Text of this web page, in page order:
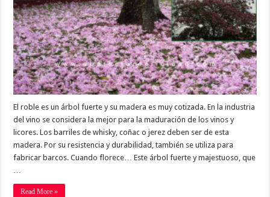
El roble es un árbol fuerte y su madera es muy cotizada. En la industria
del vino se considera la mejor para la maduración de los vinos y
licores. Los barriles de whisky, coñac o jerez deben ser de esta
madera. Por su resistencia y durabilidad, también se utiliza para
fabricar barcos. Cuando florece… Este árbol fuerte y majestuoso, que
…
Read More »